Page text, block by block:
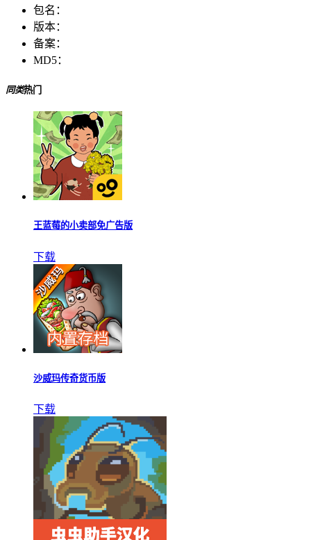
包名：
版本：
备案：
MD5：
同类热门
王蓝莓的小卖部免广告版
下载
沙威玛传奇货币版
下载